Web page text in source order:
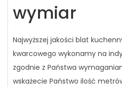
wymiar
Najwyższej jakości blat
kwarcowego wykonamy na
zgodnie z Państwa
wskażecie Państwo ilość